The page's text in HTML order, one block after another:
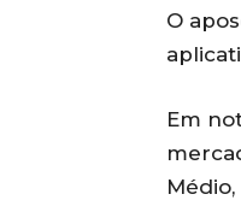
O
Em